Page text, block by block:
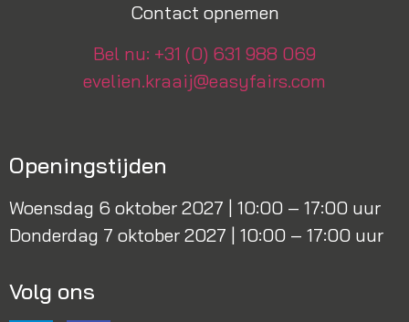
Contact opnemen
Bel nu: +31 (0) 631 988 069
evelien.kraaij@easyfairs.com
Openingstijden
Woensdag 6 oktober 2027 | 10:00 – 17:00 uur
Donderdag 7 oktober 2027 | 10:00 – 17:00 uur
Volg ons